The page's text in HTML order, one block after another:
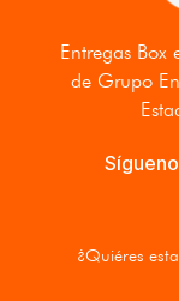
Entregas Box
de Grupo
¿Quiéres